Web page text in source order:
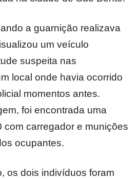
a guarnição realizava
um veículo
suspeita nas
local onde havia ocorrido
momentos antes.
foi encontrada uma
com carregador e munições
ocupantes.
os dois indivíduos foram